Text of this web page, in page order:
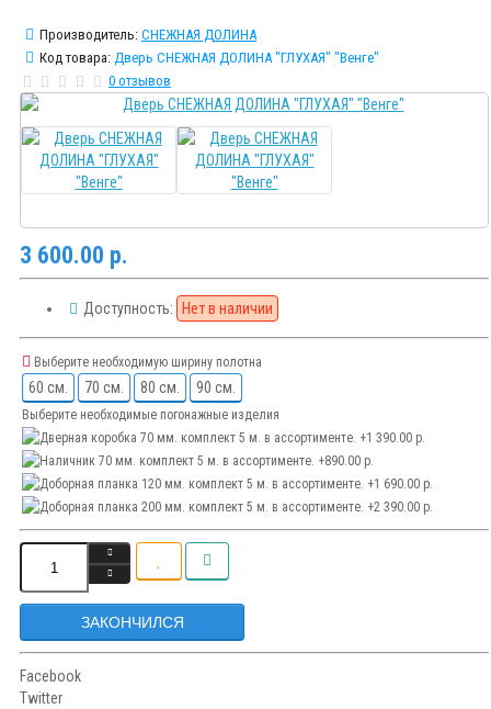
Производитель: СНЕЖНАЯ ДОЛИНА
Код товара: Дверь СНЕЖНАЯ ДОЛИНА "ГЛУХАЯ" "Венге"
0 отзывов
3 600.00 р.
Доступность: Нет в наличии
Выберите необходимую ширину полотна
60 см. 70 см. 80 см. 90 см.
Выберите необходимые погонажные изделия
ЗАКОНЧИЛСЯ
Facebook
Twitter